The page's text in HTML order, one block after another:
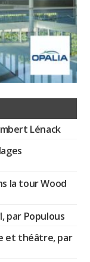
Lénack
la tour Wood
par Populous
et théâtre, par